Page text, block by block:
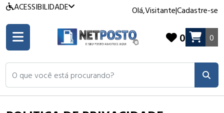
ACESSIBILIDADE Olá,Visitante|Cadastre-se
O que você está procurando?
0 0